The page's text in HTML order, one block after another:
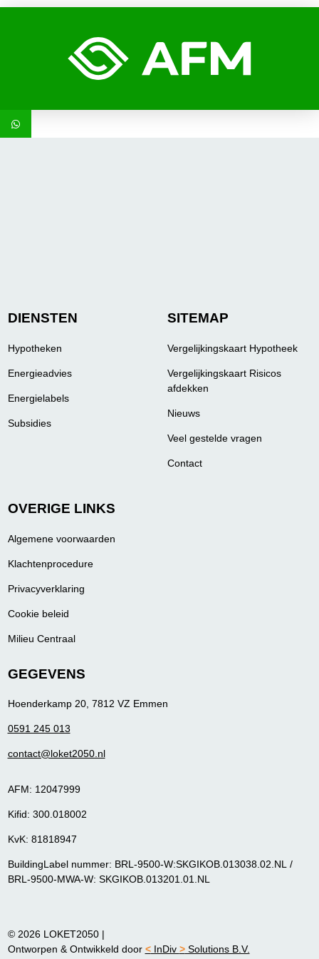
DIENSTEN
Hypotheken
Energieadvies
Energielabels
Subsidies
SITEMAP
Vergelijkingskaart Hypotheek
Vergelijkingskaart Risicos
afdekken
Nieuws
Veel gestelde vragen
Contact
OVERIGE LINKS
Algemene voorwaarden
Klachtenprocedure
Privacyverklaring
Cookie beleid
Milieu Centraal
GEGEVENS
Hoenderkamp 20, 7812 VZ Emmen
0591 245 013
contact@loket2050.nl
AFM: 12047999
Kifid: 300.018002
KvK: 81818947
BuildingLabel nummer: BRL-9500-W:SKGIKOB.013038.02.NL /
BRL-9500-MWA-W: SKGIKOB.013201.01.NL
© 2026 LOKET2050|
Ontworpen & Ontwikkeld door <InDiv >Solutions B.V.